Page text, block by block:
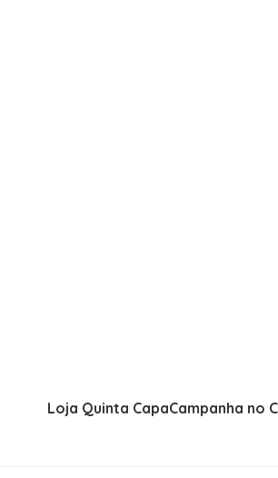
Loja Quinta CapaCampanha no